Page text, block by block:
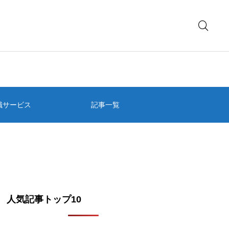
サービス 記事一覧
人気記事トップ10